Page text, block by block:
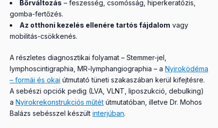
Bőrváltozás – feszesség, csomósság, hiperkeratózis,
gomba-fertőzés.
Az otthoni kezelés ellenére tartós fájdalom vagy
mobilitás-csökkenés.
A részletes diagnosztikai folyamat – Stemmer-jel,
lymphoscintigraphia, MR-lymphangiographia – a Nyiroködéma
– formái és okai útmutató tüneti szakaszában kerül kifejtésre.
A sebészi opciók pedig (LVA, VLNT, liposzukció, debulking)
a Nyirokrekonstrukciós műtét útmutatóban, illetve Dr. Mohos
Balázs sebésszel készült interjúban.